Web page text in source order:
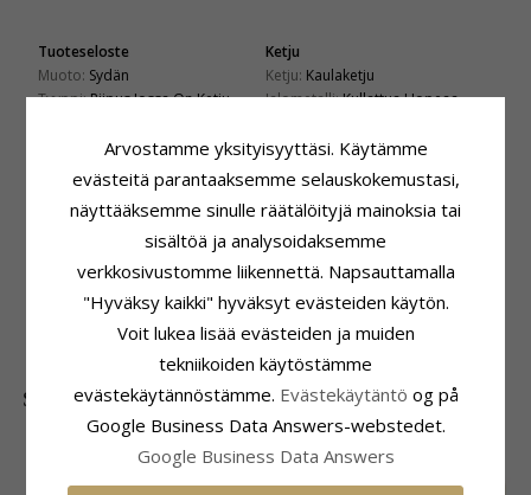
Tuoteseloste
Muoto: Sydän
Tyyppi:Riipus Jossa On Ketju
Ketju
Ketju: Kaulaketju
Jalometalli:Kullattua Hopeaa
42 cm plus 3 cm:n jatkoketju
Riipus
Riipus:Riipus
9 Karaatin Kultaa
Kiinnitys
Korkeus Ilman Riipuspidikettä:
12,7 mm
Korkeus:17,3 mm
Leveys:14,5 mm
Toimitusaika
Toimitusaika:4-5 Arkipäivä
SUOSITUIMMAT TUOTTEET LUOKASSA
Arvostamme yksityisyyttäsi. Käytämme
evästeitä parantaaksemme selauskokemustasi,
näyttääksemme sinulle räätälöityjä mainoksia tai
sisältöä ja analysoidaksemme
verkkosivustomme liikennettä. Napsauttamalla
"Hyväksy kaikki" hyväksyt evästeiden käytön.
Voit lukea lisää evästeiden ja muiden
tekniikoiden käytöstämme
evästekäytännöstämme. Evästekäytäntö og på
Google Business Data Answers-webstedet.
Google Business Data Answers